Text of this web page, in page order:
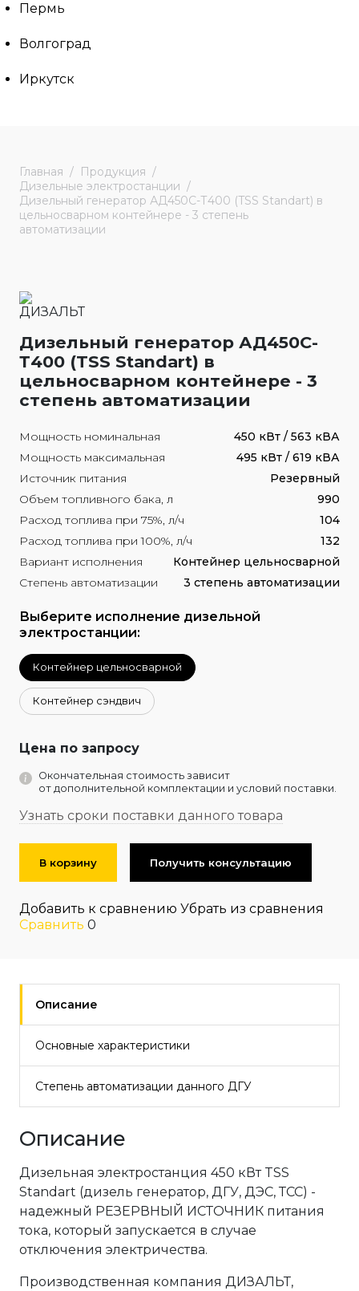
Пермь
Волгоград
Иркутск
Главная
Продукция
Дизельные электростанции
Дизельный генератор АД450С-Т400 (TSS Standart) в
цельносварном контейнере - 3 степень
автоматизации
Дизельный генератор АД450С-
Т400 (TSS Standart) в
цельносварном контейнере - 3
степень автоматизации
Мощность номинальная
450 кВт / 563 кВА
Мощность максимальная
495 кВт / 619 кВА
Источник питания
Резервный
Объем топливного бака, л
990
Расход топлива при 75%, л/ч
104
Расход топлива при 100%, л/ч
132
Вариант исполнения
Контейнер цельносварной
Степень автоматизации
3 степень автоматизации
Выберите исполнение дизельной
электростанции:
Контейнер цельносварной
Контейнер сэндвич
Цена по запросу
Окончательная стоимость зависит
от дополнительной комплектации и условий поставки.
Узнать сроки поставки данного товара
В корзину Получить консультацию
Добавить к сравнению Убрать из сравнения
Сравнить 0
Описание
Основные характеристики
Степень автоматизации данного ДГУ
Описание
Дизельная электростанция 450 кВт TSS
Standart (дизель генератор, ДГУ, ДЭС, ТСС) -
надежный РЕЗЕРВНЫЙ ИСТОЧНИК питания
тока, который запускается в случае
отключения электричества.
Производственная компания ДИЗАЛЬТ,